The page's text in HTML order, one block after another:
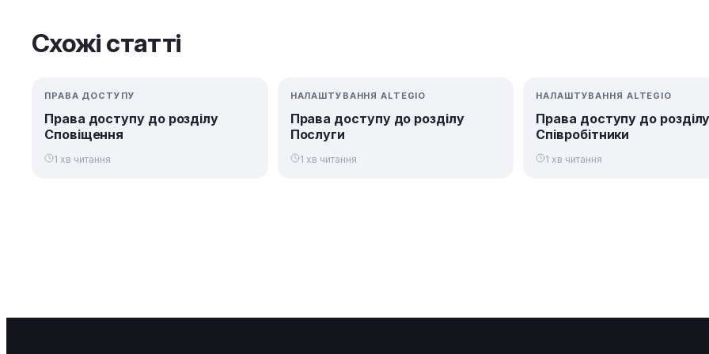
Схожі статті
ПРАВА ДОСТУПУ
Права доступу до розділу
Сповіщення
1 хв читання
НАЛАШТУВАННЯ ALTEGIO
Права доступу до розділу
Послуги
1 хв читання
НАЛАШТУВАННЯ ALTEGIO
Права доступу до
Співробітники
1 хв читання